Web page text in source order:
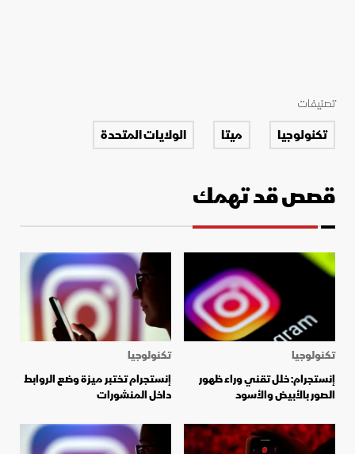
تصنيفات
تكنولوجيا ميتا الولايات المتحدة
قصص قد تهمك
تكنولوجيا
إنستجرام: خلل تقني وراء ظهور
الصور بالأبيض والأسود
تكنولوجيا
إنستجرام تختبر ميزة وضع الروابط
داخل المنشورات